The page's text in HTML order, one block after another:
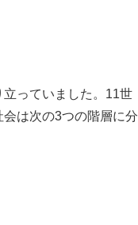
っていました。11世
は次の3つの階層に分